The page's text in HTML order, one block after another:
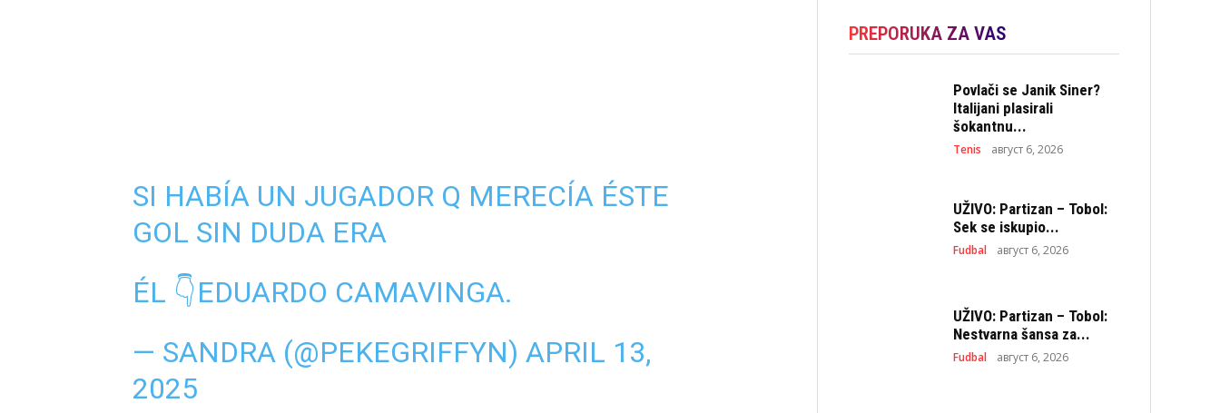
SI HABÍA UN JUGADOR Q MERECÍA ÉSTE
GOL SIN DUDA ERA
ÉL 👇EDUARDO CAMAVINGA.
— SANDRA (@PEKEGRIFFYN) APRIL 13,
2025
PREPORUKA ZA VAS
Povlači se Janik Siner?
Italijani plasirali
šokantnu...
Tenis август 6, 2026
UŽIVO: Partizan – Tobol:
Sek se iskupio...
Fudbal август 6, 2026
UŽIVO: Partizan – Tobol:
Nestvarna šansa za...
Fudbal август 6, 2026